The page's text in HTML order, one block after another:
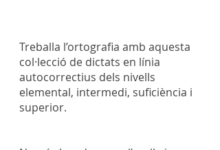
Treballa l’ortografia amb aquesta
col·lecció de dictats en línia
autocorrectius dels nivells
elemental, intermedi, suficiència i
superior.